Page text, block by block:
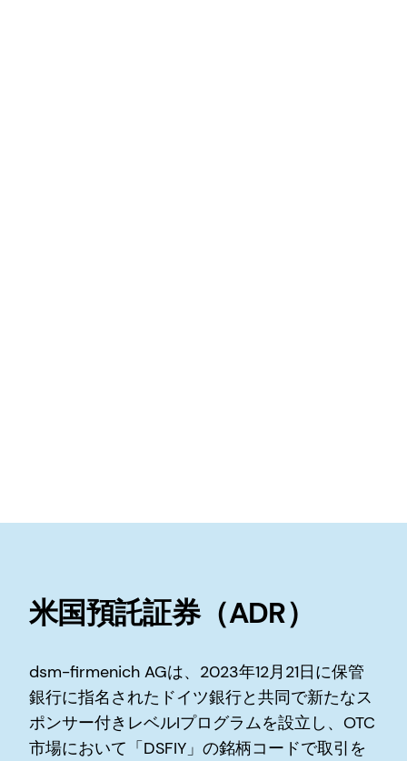
米国預託証券（ADR）
dsm-firmenich AGは、2023年12月21日に保管
銀行に指名されたドイツ銀行と共同で新たなス
ポンサー付きレベルIプログラムを設立し、OTC
市場において「DSFIY」の銘柄コードで取引を